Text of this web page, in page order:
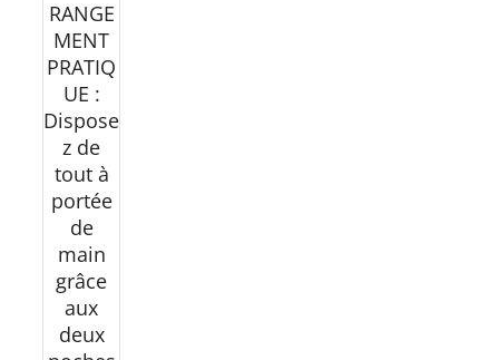
RANGE
MENT
PRATIQ
UE :
Dispose
z de
tout à
portée
de
main
grâce
aux
deux